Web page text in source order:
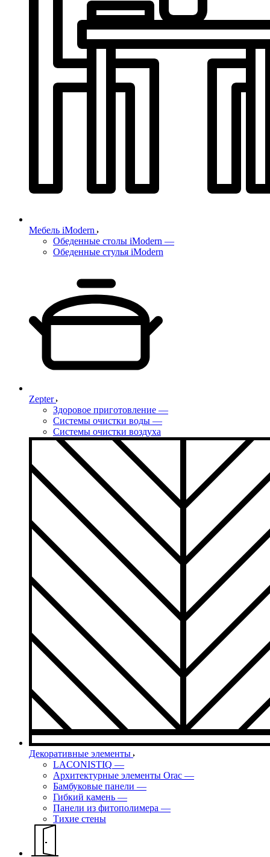
Мебель iModern
Обеденные столы iModern —
Обеденные стулья iModern
Zepter
Здоровое приготовление —
Системы очистки воды —
Системы очистки воздуха
Декоративные элементы
LACONISTIQ —
Архитектурные элементы Orac —
Бамбуковые панели —
Гибкий камень —
Панели из фитополимера —
Тихие стены